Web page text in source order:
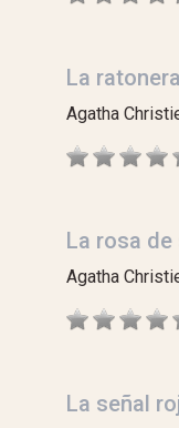
La ratonera
Agatha
La rosa
Agatha
La señal